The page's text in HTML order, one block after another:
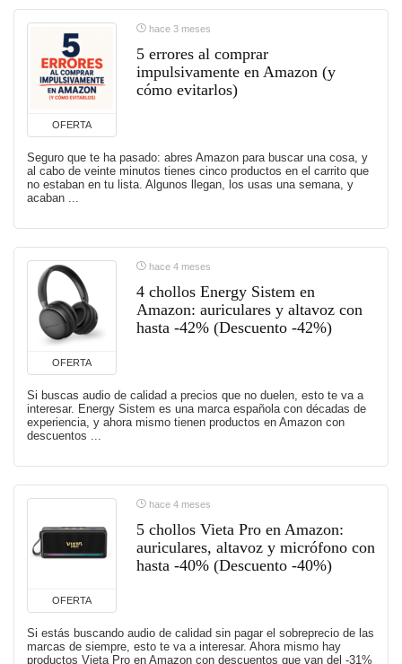
OFERTA
hace 3 meses
5 errores al comprar
impulsivamente en Amazon (y
cómo evitarlos)
Seguro que te ha pasado: abres Amazon para buscar una cosa, y
al cabo de veinte minutos tienes cinco productos en el carrito que
no estaban en tu lista. Algunos llegan, los usas una semana, y
acaban ...
OFERTA
hace 4 meses
4 chollos Energy Sistem en
Amazon: auriculares y altavoz con
hasta -42% (Descuento -42%)
Si buscas audio de calidad a precios que no duelen, esto te va a
interesar. Energy Sistem es una marca española con décadas de
experiencia, y ahora mismo tienen productos en Amazon con
descuentos ...
OFERTA
hace 4 meses
5 chollos Vieta Pro en Amazon:
auriculares, altavoz y micrófono con
hasta -40% (Descuento -40%)
Si estás buscando audio de calidad sin pagar el sobreprecio de las
marcas de siempre, esto te va a interesar. Ahora mismo hay
productos Vieta Pro en Amazon con descuentos que van del -31%